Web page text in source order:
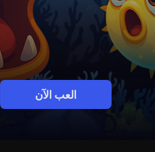
العب الآن